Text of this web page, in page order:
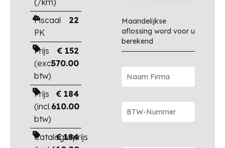
(/km)
Fiscaal
PK
22
Prijs
(excl.
btw)
€ 152
570.00
Prijs
(incl.
btw)
€ 184
610.00
Catalogusprijs
€184
Maandelijkse
aflossing word voor u
berekend